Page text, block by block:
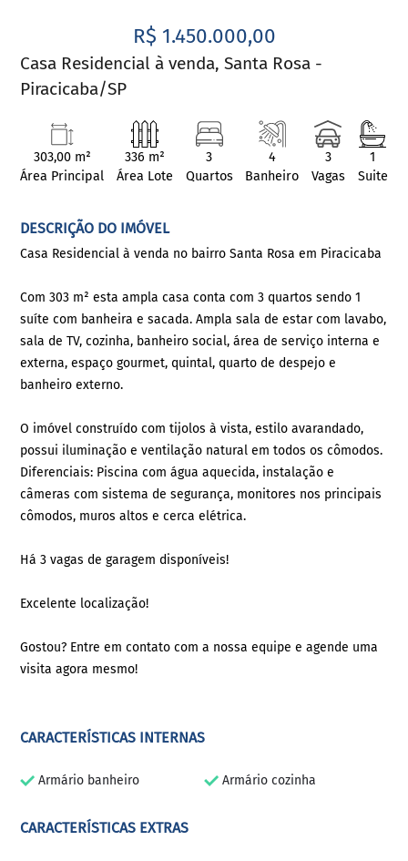
R$ 1.450.000,00
Casa Residencial à venda, Santa Rosa -
Piracicaba/SP
303,00 m²
Área Principal
336 m²
Área Lote
3
Quartos
4
Banheiro
3
Vagas
1
Suite
DESCRIÇÃO DO IMÓVEL
Casa Residencial à venda no bairro Santa Rosa em Piracicaba
Com 303 m² esta ampla casa conta com 3 quartos sendo 1
suíte com banheira e sacada. Ampla sala de estar com lavabo,
sala de TV, cozinha, banheiro social, área de serviço interna e
externa, espaço gourmet, quintal, quarto de despejo e
banheiro externo.
O imóvel construído com tijolos à vista, estilo avarandado,
possui iluminação e ventilação natural em todos os cômodos.
Diferenciais: Piscina com água aquecida, instalação e
câmeras com sistema de segurança, monitores nos principais
cômodos, muros altos e cerca elétrica.
Há 3 vagas de garagem disponíveis!
Excelente localização!
Gostou? Entre em contato com a nossa equipe e agende uma
visita agora mesmo!
CARACTERÍSTICAS INTERNAS
Armário banheiro Armário cozinha
CARACTERÍSTICAS EXTRAS